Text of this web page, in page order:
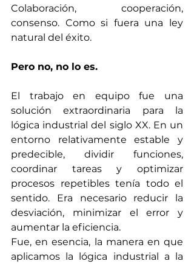
Colaboración, cooperación,
consenso. Como si fuera una ley
natural del éxito.
Pero no, no lo es.
El trabajo en equipo fue una
solución extraordinaria para la
lógica industrial del siglo XX. En un
entorno relativamente estable y
predecible, dividir funciones,
coordinar tareas y optimizar
procesos repetibles tenía todo el
sentido. Era necesario reducir la
desviación, minimizar el error y
aumentar la eficiencia.
Fue, en esencia, la manera en que
aplicamos la lógica industrial a la